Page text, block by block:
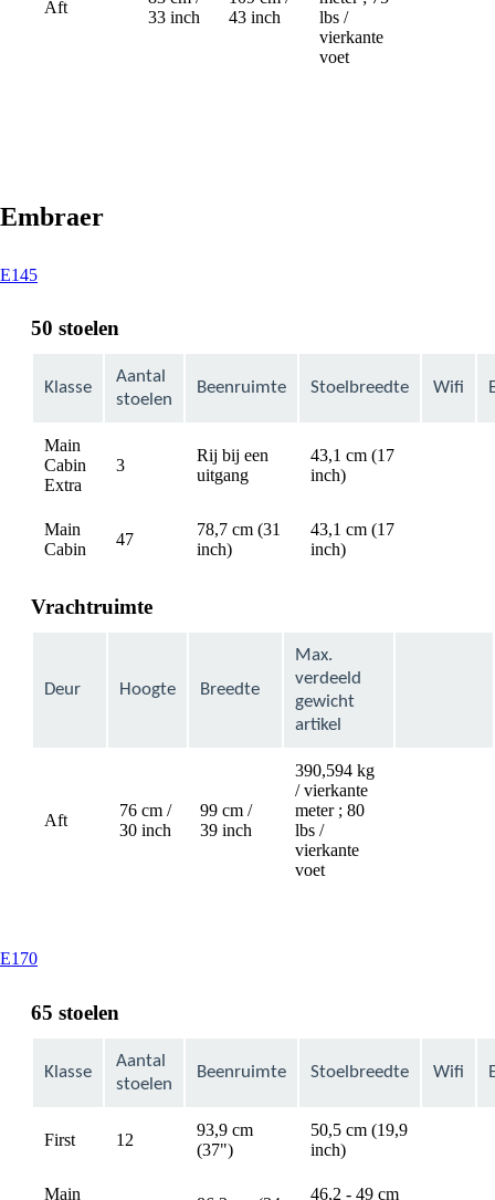
Aft
33 inch
43 inch
lbs /
vierkante
voet
Embraer
E145This
be
50 stoelen
Klasse
Aantal
stoelen
Beenruimte Stoelbreedte Wifi
Main
Cabin
Extra
3
Rij bij een
uitgang
43,1 cm (17
inch)
Main
Cabin
47
78,7 cm (31
inch)
43,1 cm (17
inch)
Vrachtruimte
Deur Hoogte Breedte
Max.
verdeeld
gewicht
artikel
Aft
76 cm /
30 inch
99 cm /
39 inch
390,594 kg
/ vierkante
meter ; 80
lbs /
vierkante
voet
E170This
be
65 stoelen
Klasse
Aantal
stoelen
Beenruimte Stoelbreedte Wifi
First 12
93,9 cm
(37")
50,5 cm (19,9
inch)
Main
46,2 - 49 cm